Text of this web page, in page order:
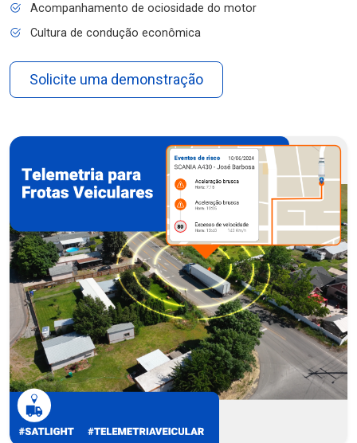
Acompanhamento de ociosidade do motor
Cultura de condução econômica
Solicite uma demonstração